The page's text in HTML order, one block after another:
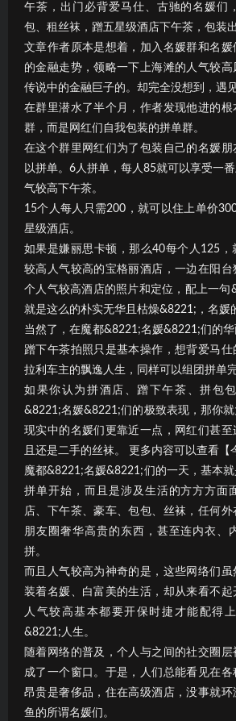
午茶，出门必背爱马仕、古驰的名媛们
包、租丝袜，蹭五星级酒店下午茶，包装
文章作者原本是想着，加入名媛群和名
的金融走势，领略一下上海滩的人气较
传说中的金融巨子的。却完全没想到，遇
在群里潜水了半个月，作者发现他进的
群，而是网红们自我包装的拼单群。
在这个群里网红们为了包装自己的名媛
以拼单。6人拼单，每人85就可以享受一
气较高下午茶。
15个人每人只需200，就可以住上单价
星级酒店。
如果是嫌丽思卡顿，那么40每个人125，
较高人气较高的宝格丽酒店，一边在阳
个人气较高酒店的照片和定位，配上一句
就是这么的朴实无华且枯燥&8221;，名媛
当然了，在魔都&8221;名媛&8221;们的华
蹭下午茶拍照只是基本操作，想背爱马
拉利车主的飘逸人生，同样可以组团拼单完
如果你认为拼酒店、蹭下午茶、拼包
&8221;名媛&8221;们的极致表现，那你
现实中的名媛们更靠近一点，网红们甚至
且还是二手的丝袜。 更多内容可以查看【
魔都&8221;名媛&8221;们的一天，基本
拼单开始，而且是涉及生活的方方方面
店、下午茶、豪车、包包、丝袜，任何
朋友圈奢华高贵的东西，甚至连内衣、
拼。
而且人气较高为神奇的是，这些网络们
装着名媛、白富美的生活，却从来看不起
人气较高基本都要开保时捷才能配得
&8221;人生。
随着网络的普及，个人与之间的社交圈
成了一个窗口。于是，人们总能看见在
昂贵是奢侈品，住在高级酒店，没事就
鱼的所谓名媛们。